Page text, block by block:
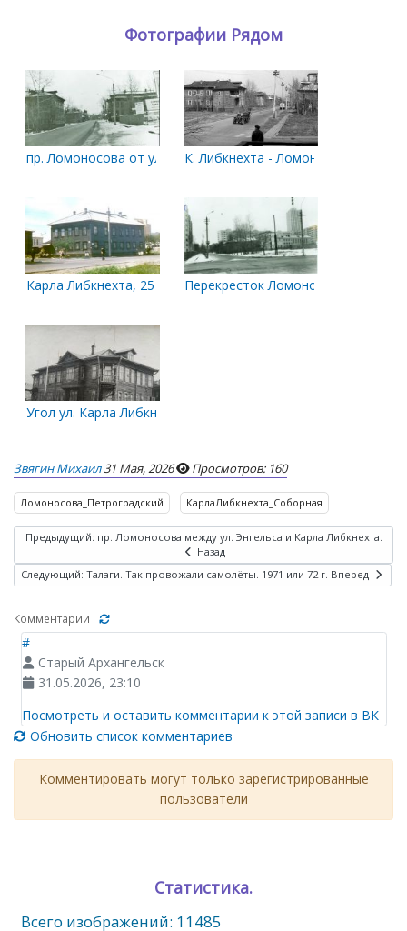
Фотографии Рядом
пр. Ломоносова от ул. К.Либкнехта в сторону ул. Поморской
К. Либкнехта - Ломоносова
Карла Либкнехта, 25 Перекресток Ломоносова и
Угол ул. Карла Либкнехта и пр. Петроградский. Дом № 138.
Звягин Михаил31 Мая, 2026 Просмотров: 160
Ломоносова_Петроградский КарлаЛибкнехта_Соборная
Предыдущий: пр. Ломоносова между ул. Энгельса и Карла Либкнехта.
Назад
Следующий: Талаги. Так провожали самолёты. 1971 или 72 г. Вперед
Комментарии
#
Старый Архангельск
31.05.2026, 23:10
Посмотреть и оставить комментарии к этой записи в ВК
Обновить список комментариев
Комментировать могут только зарегистрированные
пользователи
Статистика.
Всего изображений: 11485